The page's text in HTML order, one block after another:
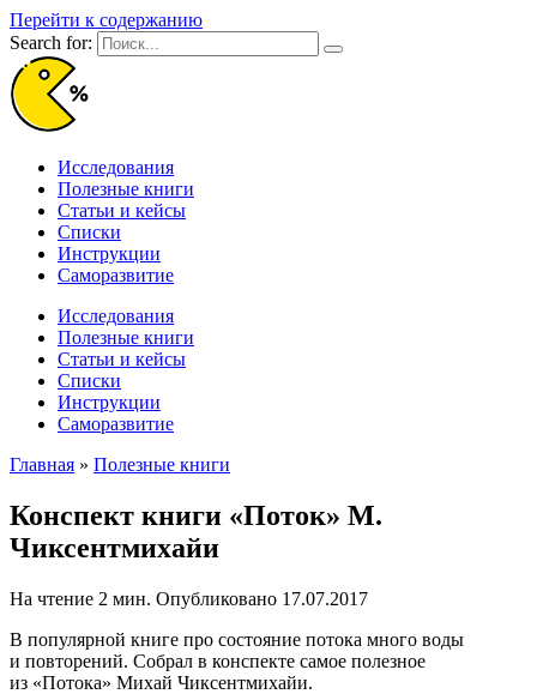
Перейти к содержанию
Search for:
Исследования
Полезные книги
Статьи и кейсы
Списки
Инструкции
Саморазвитие
Исследования
Полезные книги
Статьи и кейсы
Списки
Инструкции
Саморазвитие
Главная » Полезные книги
Конспект книги «Поток» М.
Чиксентмихайи
На чтение 2 мин. Опубликовано 17.07.2017
В популярной книге про состояние потока много воды
и повторений. Собрал в конспекте самое полезное
из «Потока» Михай Чиксентмихайи.